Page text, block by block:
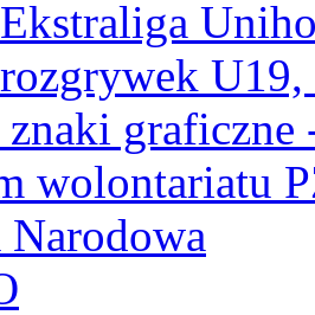
graficzne
wolontariatu
Narodowa